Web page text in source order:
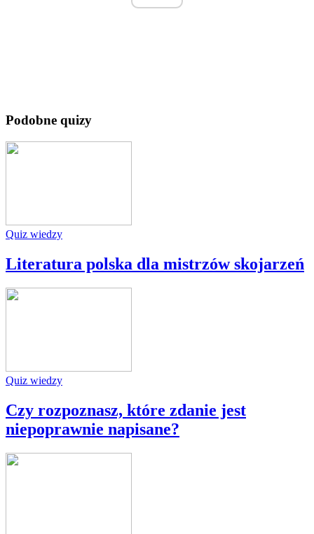
Podobne quizy
Quiz wiedzy
Literatura polska dla mistrzów skojarzeń
Quiz wiedzy
Czy rozpoznasz, które zdanie jest
niepoprawnie napisane?